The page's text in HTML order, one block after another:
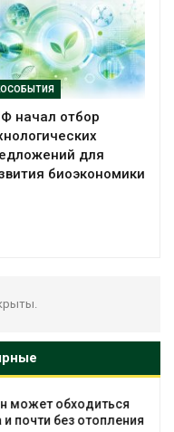
начал отбор
для
биоэкономики
может обходиться
почти без отопления